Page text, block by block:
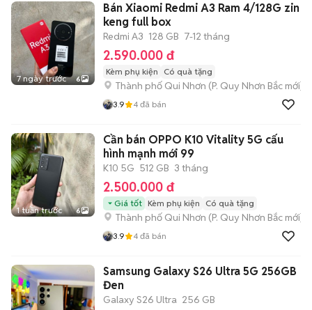
7 ngày trước 6
Bán Xiaomi Redmi A3 Ram 4/128G zin
keng full box
Redmi A3 128 GB 7-12 tháng
2.590.000 đ
Kèm phụ kiện Có quà tặng
Thành phố Qui Nhơn (P. Quy Nhơn Bắc mới)
3.9 4 đã bán
1 tuần trước 6
Cần bán OPPO K10 Vitality 5G cấu
hình mạnh mới 99
K10 5G 512 GB 3 tháng
2.500.000 đ
Giá tốt Kèm phụ kiện Có quà tặng
Thành phố Qui Nhơn (P. Quy Nhơn Bắc mới)
3.9 4 đã bán
Samsung Galaxy S26 Ultra 5G 256GB
Đen
Galaxy S26 Ultra 256 GB